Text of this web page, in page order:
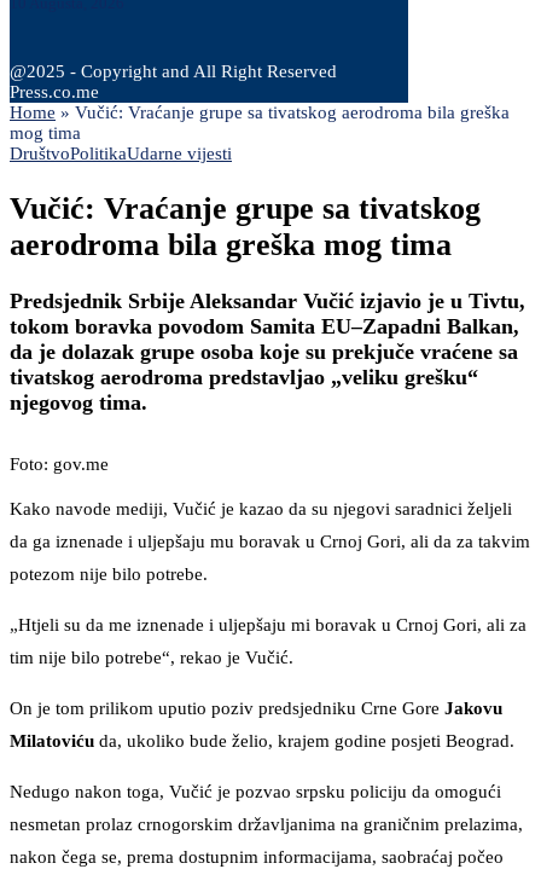
@2025 - Copyright and All Right Reserved
Press.co.me
Home » Vučić: Vraćanje grupe sa tivatskog aerodroma bila greška
mog tima
DruštvoPolitikaUdarne vijesti
Vučić: Vraćanje grupe sa tivatskog
aerodroma bila greška mog tima
Predsjednik Srbije Aleksandar Vučić izjavio je u Tivtu,
tokom boravka povodom Samita EU–Zapadni Balkan,
da je dolazak grupe osoba koje su prekjuče vraćene sa
tivatskog aerodroma predstavljao „veliku grešku“
njegovog tima.
Foto: gov.me
Kako navode mediji, Vučić je kazao da su njegovi saradnici željeli
da ga iznenade i uljepšaju mu boravak u Crnoj Gori, ali da za takvim
potezom nije bilo potrebe.
„Htjeli su da me iznenade i uljepšaju mi boravak u Crnoj Gori, ali za
tim nije bilo potrebe“, rekao je Vučić.
On je tom prilikom uputio poziv predsjedniku Crne Gore Jakovu
Milatoviću da, ukoliko bude želio, krajem godine posjeti Beograd.
Nedugo nakon toga, Vučić je pozvao srpsku policiju da omogući
nesmetan prolaz crnogorskim državljanima na graničnim prelazima,
nakon čega se, prema dostupnim informacijama, saobraćaj počeo